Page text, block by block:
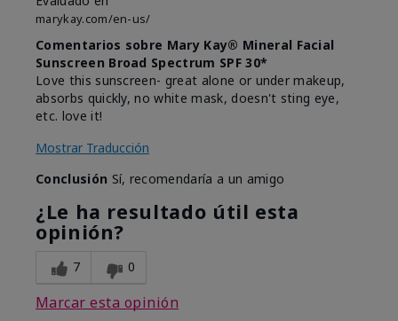
marykay.com/en-us/
Comentarios sobre Mary Kay® Mineral Facial
Sunscreen Broad Spectrum SPF 30*
Love this sunscreen- great alone or under makeup,
absorbs quickly, no white mask, doesn't sting eye,
etc. love it!
Mostrar Traducción
Conclusión Sí, recomendaría a un amigo
¿Le ha resultado útil esta
opinión?
7 0
Marcar esta opinión